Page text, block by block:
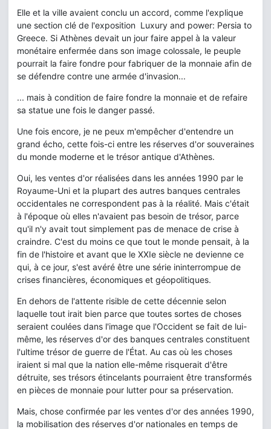
Elle et la ville avaient conclu un accord, comme l'explique
une section clé de l'exposition Luxury and power: Persia to
Greece. Si Athènes devait un jour faire appel à la valeur
monétaire enfermée dans son image colossale, le peuple
pourrait la faire fondre pour fabriquer de la monnaie afin de
se défendre contre une armée d'invasion...
... mais à condition de faire fondre la monnaie et de refaire
sa statue une fois le danger passé.
Une fois encore, je ne peux m'empêcher d'entendre un
grand écho, cette fois-ci entre les réserves d'or souveraines
du monde moderne et le trésor antique d'Athènes.
Oui, les ventes d'or réalisées dans les années 1990 par le
Royaume-Uni et la plupart des autres banques centrales
occidentales ne correspondent pas à la réalité. Mais c'était
à l'époque où elles n'avaient pas besoin de trésor, parce
qu'il n'y avait tout simplement pas de menace de crise à
craindre. C'est du moins ce que tout le monde pensait, à la
fin de l'histoire et avant que le XXIe siècle ne devienne ce
qui, à ce jour, s'est avéré être une série ininterrompue de
crises financières, économiques et géopolitiques.
En dehors de l'attente risible de cette décennie selon
laquelle tout irait bien parce que toutes sortes de choses
seraient coulées dans l'image que l'Occident se fait de lui-
même, les réserves d'or des banques centrales constituent
l'ultime trésor de guerre de l'État. Au cas où les choses
iraient si mal que la nation elle-même risquerait d'être
détruite, ses trésors étincelants pourraient être transformés
en pièces de monnaie pour lutter pour sa préservation.
Mais, chose confirmée par les ventes d'or des années 1990,
la mobilisation des réserves d'or nationales en temps de